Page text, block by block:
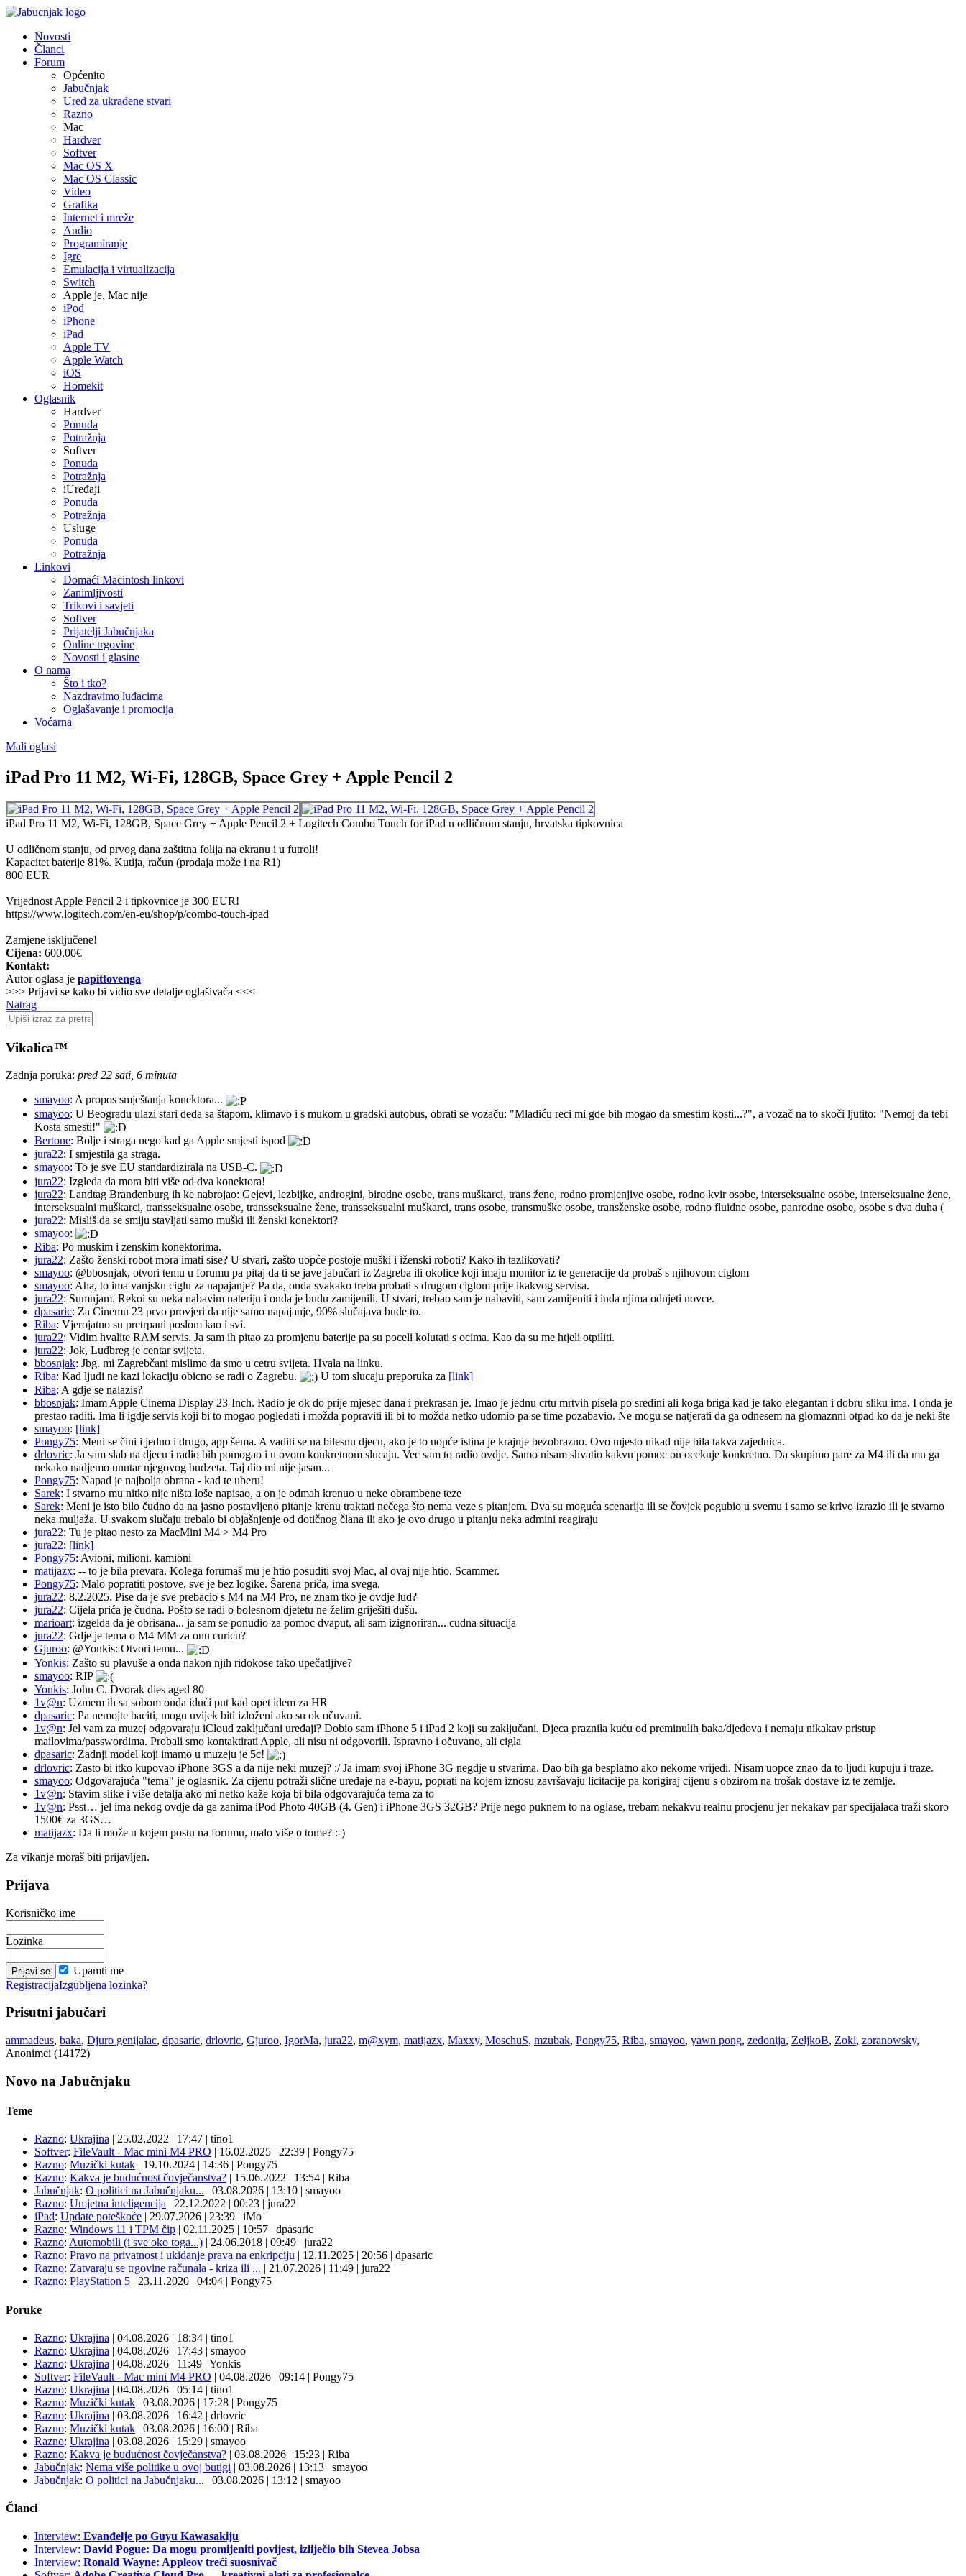
Novosti
Članci
Forum
Općenito
Jabučnjak
Ured za ukradene stvari
Razno
Mac
Hardver
Softver
Mac OS X
Mac OS Classic
Video
Grafika
Internet i mreže
Audio
Programiranje
Igre
Emulacija i virtualizacija
Switch
Apple je, Mac nije
iPod
iPhone
iPad
Apple TV
Apple Watch
iOS
Homekit
Oglasnik
Hardver
Ponuda
Potražnja
Softver
Ponuda
Potražnja
iUređaji
Ponuda
Potražnja
Usluge
Ponuda
Potražnja
Linkovi
Domaći Macintosh linkovi
Zanimljivosti
Trikovi i savjeti
Softver
Prijatelji Jabučnjaka
Online trgovine
Novosti i glasine
O nama
Što i tko?
Nazdravimo luđacima
Oglašavanje i promocija
Voćarna
Mali oglasi
iPad Pro 11 M2, Wi-Fi, 128GB, Space Grey + Apple Pencil 2
iPad Pro 11 M2, Wi-Fi, 128GB, Space Grey + Apple Pencil 2 + Logitech Combo Touch for iPad u odličnom stanju, hrvatska tipkovnica
U odličnom stanju, od prvog dana zaštitna folija na ekranu i u futroli!
Kapacitet baterije 81%. Kutija, račun (prodaja može i na R1)
800 EUR
Vrijednost Apple Pencil 2 i tipkovnice je 300 EUR!
https://www.logitech.com/en-eu/shop/p/combo-touch-ipad
Zamjene isključene!
Cijena: 600.00€
Kontakt:
Autor oglasa je papittovenga
>>> Prijavi se kako bi vidio sve detalje oglašivača <<<
Natrag
Vikalica™
Zadnja poruka: pred 22 sati, 6 minuta
smayoo: A propos smještanja konektora...
smayoo: U Beogradu ulazi stari deda sa štapom, klimavo i s mukom u gradski autobus, obrati se vozaču: "Mladiću reci mi gde bih mogao da smestim kosti...?", a vozač na to skoči ljutito: "Nemoj da tebi
Kosta smesti!"
Bertone: Bolje i straga nego kad ga Apple smjesti ispod
jura22: I smjestila ga straga.
smayoo: To je sve EU standardizirala na USB-C.
jura22: Izgleda da mora biti više od dva konektora!
jura22: Landtag Brandenburg ih ke nabrojao: Gejevi, lezbijke, androgini, birodne osobe, trans muškarci, trans žene, rodno promjenjive osobe, rodno kvir osobe, interseksualne osobe, interseksualne žene,
interseksualni muškarci, transseksualne osobe, transseksualne žene, transseksualni muškarci, trans osobe, transmuške osobe, transženske osobe, rodno fluidne osobe, panrodne osobe, osobe s dva duha (
jura22: Misliš da se smiju stavljati samo muški ili ženski konektori?
smayoo:
Riba: Po muskim i zenskim konektorima.
jura22: Zašto ženski robot mora imati sise? U stvari, zašto uopće postoje muški i iženski roboti? Kako ih tazlikovati?
smayoo: @bbosnjak, otvori temu u forumu pa pitaj da ti se jave jabučari iz Zagreba ili okolice koji imaju monitor iz te generacije da probaš s njihovom ciglom
smayoo: Aha, to ima vanjsku ciglu za napajanje? Pa da, onda svakako treba probati s drugom ciglom prije ikakvog servisa.
jura22: Sumnjam. Rekoi su neka nabavim nateriju i onda je budu zamijenili. U stvari, trebao sam je nabaviti, sam zamijeniti i inda njima odnjeti novce.
dpasaric: Za Cinemu 23 prvo provjeri da nije samo napajanje, 90% slučajava bude to.
Riba: Vjerojatno su pretrpani poslom kao i svi.
jura22: Vidim hvalite RAM servis. Ja sam ih pitao za promjenu baterije pa su poceli kolutati s ocima. Kao da su me htjeli otpiliti.
jura22: Jok, Ludbreg je centar svijeta.
bbosnjak: Jbg. mi Zagrebčani mislimo da smo u cetru svijeta. Hvala na linku.
Riba: Kad ljudi ne kazi lokaciju obicno se radi o Zagrebu. U tom slucaju preporuka za [link]
Riba: A gdje se nalazis?
bbosnjak: Imam Apple Cinema Display 23-Inch. Radio je ok do prije mjesec dana i prekrasan je. Imao je jednu crtu mrtvih pisela po sredini ali koga briga kad je tako elegantan i dobru sliku ima. I onda je
prestao raditi. Ima li igdje servis koji bi to mogao pogledati i možda popraviti ili bi to možda netko udomio pa se time pozabavio. Ne mogu se natjerati da ga odnesem na glomaznni otpad ko da je neki šte
smayoo: [link]
Pongy75: Meni se čini i jedno i drugo, app šema. A vaditi se na bilesnu djecu, ako je to uopće istina je krajnje bezobrazno. Ovo mjesto nikad nije bila takva zajednica.
drlovric: Ja sam slab na djecu i radio bih pomogao i u ovom konkretnom slucaju. Vec sam to radio ovdje. Samo nisam shvatio kakvu pomoc on ocekuje konkretno. Da skupimo pare za M4 ili da mu ga
nekako nadjemo unutar njegovog budzeta. Taj dio mi nije jasan...
Pongy75: Napad je najbolja obrana - kad te uberu!
Sarek: I stvarno mu nitko nije ništa loše napisao, a on je odmah krenuo u neke obrambene teze
Sarek: Meni je isto bilo čudno da na jasno postavljeno pitanje krenu traktati nečega što nema veze s pitanjem. Dva su moguća scenarija ili se čovjek pogubio u svemu i samo se krivo izrazio ili je stvarno
neka muljaža. U svakom slučaju trebalo bi objašnjenje od dotičnog člana ili ako je ovo drugo u pitanju neka admini reagiraju
jura22: Tu je pitao nesto za MacMini M4 > M4 Pro
jura22: [link]
Pongy75: Avioni, milioni. kamioni
matijazx: -- to je bila prevara. Kolega forumaš mu je htio posuditi svoj Mac, al ovaj nije htio. Scammer.
Pongy75: Malo popratiti postove, sve je bez logike. Šarena priča, ima svega.
jura22: 8.2.2025. Pise da je sve prebacio s M4 na M4 Pro, ne znam tko je ovdje lud?
jura22: Cijela prića je čudna. Pošto se radi o bolesnom djetetu ne želim griješiti dušu.
marioart: izgelda da je obrisana... ja sam se ponudio za pomoc dvaput, ali sam izignoriran... cudna situacija
jura22: Gdje je tema o M4 MM za onu curicu?
Gjuroo: @Yonkis: Otvori temu...
Yonkis: Zašto su plavuše a onda nakon njih riđokose tako upečatljive?
smayoo: RIP
Yonkis: John C. Dvorak dies aged 80
1v@n: Uzmem ih sa sobom onda idući put kad opet idem za HR
dpasaric: Pa nemojte baciti, mogu uvijek biti izloženi ako su ok očuvani.
1v@n: Jel vam za muzej odgovaraju iCloud zaključani uređaji? Dobio sam iPhone 5 i iPad 2 koji su zaključani. Djeca praznila kuću od preminulih baka/djedova i nemaju nikakav pristup
mailovima/passwordima. Probali smo kontaktirati Apple, ali nisu ni odgovorili. Ispravno i očuvano, ali cigla
dpasaric: Zadnji model koji imamo u muzeju je 5c!
drlovric: Zasto bi itko kupovao iPhone 3GS a da nije neki muzej? :/ Ja imam svoj iPhone 3G negdje u stvarima. Dao bih ga besplatno ako nekome vrijedi. Nisam uopce znao da to ljudi kupuju i traze.
smayoo: Odgovarajuća "tema" je oglasnik. Za cijenu potraži slične uređaje na e-bayu, poprati na kojem iznosu završavaju licitacije pa korigiraj cijenu s obzirom na trošak dostave iz te zemlje.
1v@n: Stavim slike i više detalja ako mi netko kaže koja bi bila odgovarajuća tema za to
1v@n: Psst… jel ima nekog ovdje da ga zanima iPod Photo 40GB (4. Gen) i iPhone 3GS 32GB? Prije nego puknem to na oglase, trebam nekakvu realnu procjenu jer nekakav par specijalaca traži skoro
1500€ za 3GS…
matijazx: Da li može u kojem postu na forumu, malo više o tome? :-)
Za vikanje moraš biti prijavljen.
Prijava
Korisničko ime
Lozinka
Upamti me
RegistracijaIzgubljena lozinka?
Prisutni jabučari
ammadeus, baka, Djuro genijalac, dpasaric, drlovric, Gjuroo, IgorMa, jura22, m@xym, matijazx, Maxxy, MoschuS, mzubak, Pongy75, Riba, smayoo, yawn pong, zedonija, ZeljkoB, Zoki, zoranowsky,
Anonimci (14172)
Novo na Jabučnjaku
Teme
Razno: Ukrajina | 25.02.2022 | 17:47 | tino1
Softver: FileVault - Mac mini M4 PRO | 16.02.2025 | 22:39 | Pongy75
Razno: Muzički kutak | 19.10.2024 | 14:36 | Pongy75
Razno: Kakva je budućnost čovječanstva? | 15.06.2022 | 13:54 | Riba
Jabučnjak: O politici na Jabučnjaku... | 03.08.2026 | 13:10 | smayoo
Razno: Umjetna inteligencija | 22.12.2022 | 00:23 | jura22
iPad: Update poteškoće | 29.07.2026 | 23:39 | iMo
Razno: Windows 11 i TPM čip | 02.11.2025 | 10:57 | dpasaric
Razno: Automobili (i sve oko toga...) | 24.06.2018 | 09:49 | jura22
Razno: Pravo na privatnost i ukidanje prava na enkripciju | 12.11.2025 | 20:56 | dpasaric
Razno: Zatvaraju se trgovine računala - kriza ili ... | 21.07.2026 | 11:49 | jura22
Razno: PlayStation 5 | 23.11.2020 | 04:04 | Pongy75
Poruke
Razno: Ukrajina | 04.08.2026 | 18:34 | tino1
Razno: Ukrajina | 04.08.2026 | 17:43 | smayoo
Razno: Ukrajina | 04.08.2026 | 11:49 | Yonkis
Softver: FileVault - Mac mini M4 PRO | 04.08.2026 | 09:14 | Pongy75
Razno: Ukrajina | 04.08.2026 | 05:14 | tino1
Razno: Muzički kutak | 03.08.2026 | 17:28 | Pongy75
Razno: Ukrajina | 03.08.2026 | 16:42 | drlovric
Razno: Muzički kutak | 03.08.2026 | 16:00 | Riba
Razno: Ukrajina | 03.08.2026 | 15:29 | smayoo
Razno: Kakva je budućnost čovječanstva? | 03.08.2026 | 15:23 | Riba
Jabučnjak: Nema više politike u ovoj butigi | 03.08.2026 | 13:13 | smayoo
Jabučnjak: O politici na Jabučnjaku... | 03.08.2026 | 13:12 | smayoo
Članci
Interview: Evanđelje po Guyu Kawasakiju
Interview: David Pogue: Da mogu promijeniti povijest, izliječio bih Stevea Jobsa
Interview: Ronald Wayne: Appleov treći suosnivač